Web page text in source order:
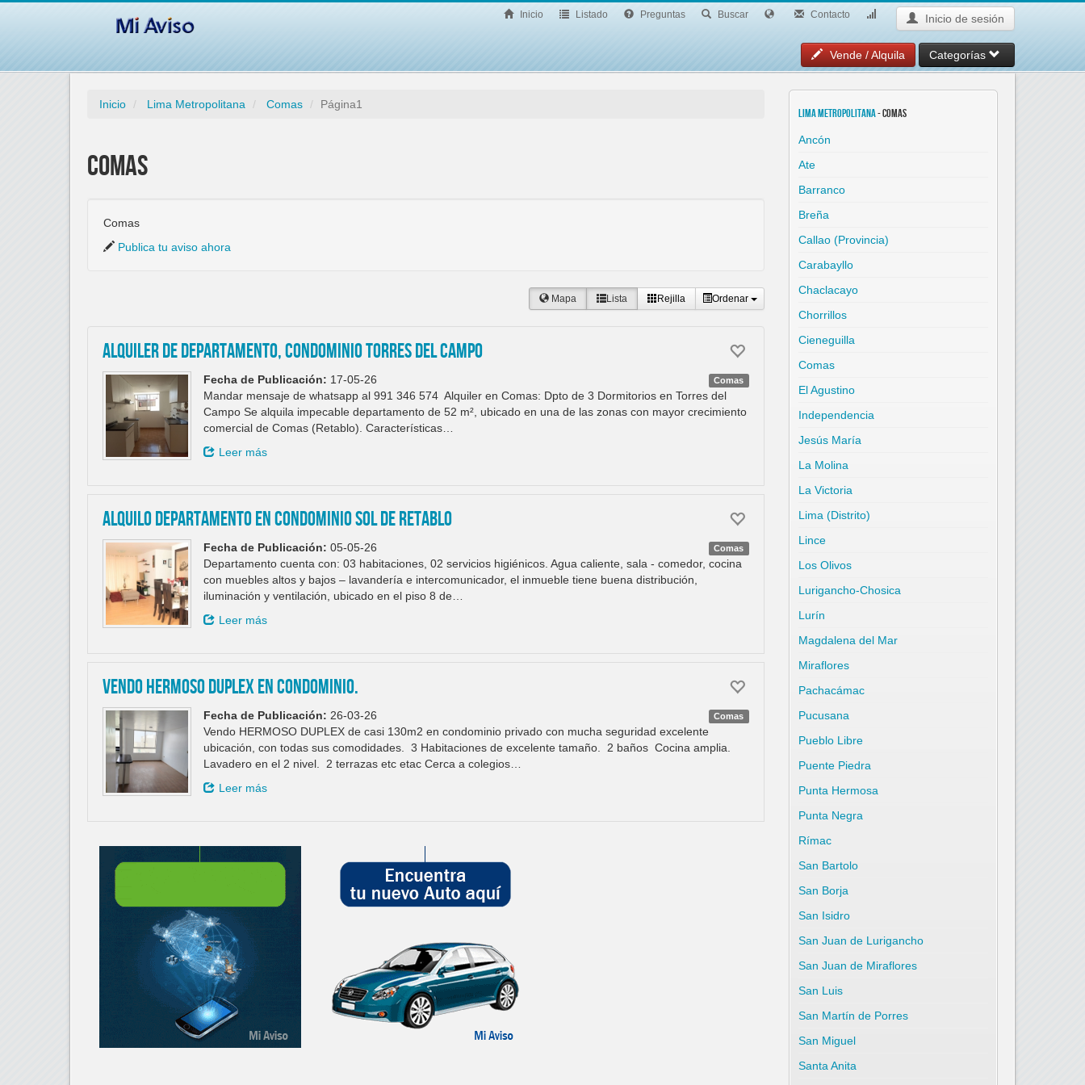
Inicio Listado Preguntas Buscar Contacto Inicio de sesión
Vende / Alquila Categorías
Inicio Lima Metropolitana Comas Página1
Comas
Comas
Publica tu aviso ahora
Mapa Lista Rejilla Ordenar
Alquiler de Departamento, Condominio Torres del Campo
Comas
Fecha de Publicación: 17-05-26
Mandar mensaje de whatsapp al 991 346 574 Alquiler en Comas: Dpto de 3 Dormitorios en Torres del
Campo Se alquila impecable departamento de 52 m², ubicado en una de las zonas con mayor crecimiento
comercial de Comas (Retablo). Características…
Leer más
ALQUILO DEPARTAMENTO EN CONDOMINIO SOL DE RETABLO
Comas
Fecha de Publicación: 05-05-26
Departamento cuenta con: 03 habitaciones, 02 servicios higiénicos. Agua caliente, sala - comedor, cocina
con muebles altos y bajos – lavandería e intercomunicador, el inmueble tiene buena distribución,
iluminación y ventilación, ubicado en el piso 8 de…
Leer más
Vendo HERMOSO DUPLEX en condominio.
Comas
Fecha de Publicación: 26-03-26
Vendo HERMOSO DUPLEX de casi 130m2 en condominio privado con mucha seguridad excelente
ubicación, con todas sus comodidades. 3 Habitaciones de excelente tamaño. 2 baños Cocina amplia.
Lavadero en el 2 nivel. 2 terrazas etc etac Cerca a colegios…
Leer más
Lima Metropolitana- Comas
Ancón
Ate
Barranco
Breña
Callao (Provincia)
Carabayllo
Chaclacayo
Chorrillos
Cieneguilla
Comas
El Agustino
Independencia
Jesús María
La Molina
La Victoria
Lima (Distrito)
Lince
Los Olivos
Lurigancho-Chosica
Lurín
Magdalena del Mar
Miraflores
Pachacámac
Pucusana
Pueblo Libre
Puente Piedra
Punta Hermosa
Punta Negra
Rímac
San Bartolo
San Borja
San Isidro
San Juan de Lurigancho
San Juan de Miraflores
San Luis
San Martín de Porres
San Miguel
Santa Anita